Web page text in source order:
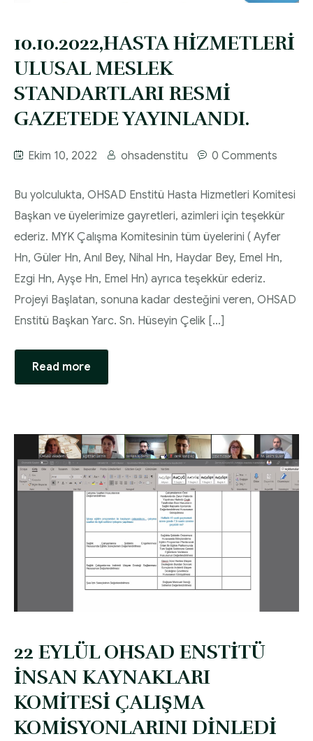
10.10.2022,HASTA HİZMETLERİ
ULUSAL MESLEK
STANDARTLARI RESMİ
GAZETEDE YAYINLANDI.
Ekim 10, 2022 ohsadenstitu 0 Comments
Bu yolculukta, OHSAD Enstitü Hasta Hizmetleri Komitesi
Başkan ve üyelerimize gayretleri, azimleri için teşekkür
ederiz. MYK Çalışma Komitesinin tüm üyelerini ( Ayfer
Hn, Güler Hn, Anıl Bey, Nihal Hn, Haydar Bey, Emel Hn,
Ezgi Hn, Ayşe Hn, Emel Hn) ayrıca teşekkür ederiz.
Projeyi Başlatan, sonuna kadar desteğini veren, OHSAD
Enstitü Başkan Yarc. Sn. Hüseyin Çelik […]
Read more
22 EYLÜL OHSAD ENSTİTÜ
İNSAN KAYNAKLARI
KOMİTESİ ÇALIŞMA
KOMİSYONLARINI DİNLEDİ